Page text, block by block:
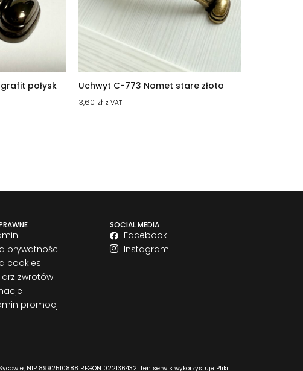
połysk
Uchwyt C-773 Nomet stare złoto
3,60 zł z VAT
prywatności
cookies
zwrotów
promocji
SOCIAL MEDIA
Facebook
Instagram
NIP 8992510888 REGON 022136432. Ten serwis wykorzystuje Pliki